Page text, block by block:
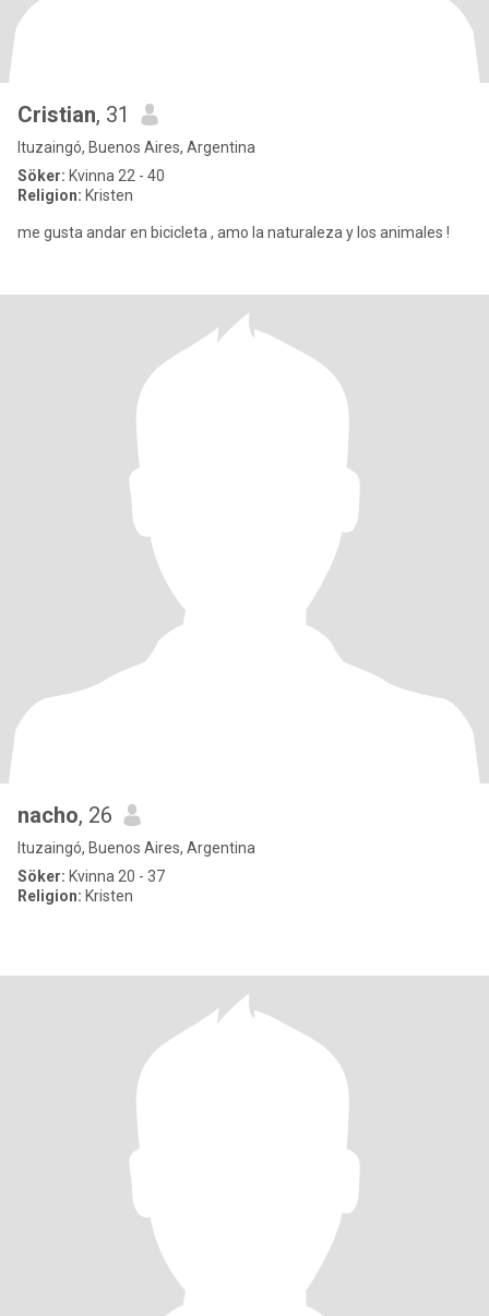
Cristian, 31
Ituzaingó, Buenos Aires, Argentina
Söker: Kvinna 22 - 40
Religion: Kristen
me gusta andar en bicicleta , amo la naturaleza y los animales !
nacho, 26
Ituzaingó, Buenos Aires, Argentina
Söker: Kvinna 20 - 37
Religion: Kristen